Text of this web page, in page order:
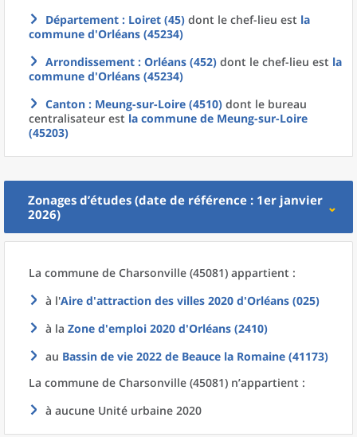
Département : Loiret (45) dont le chef-lieu est la
commune d'Orléans (45234)
Arrondissement : Orléans (452) dont le chef-lieu est la
commune d'Orléans (45234)
Canton : Meung-sur-Loire (4510) dont le bureau
centralisateur est la commune de Meung-sur-Loire
(45203)
Zonages d’études (date de référence : 1er janvier
2026)
La commune de Charsonville (45081) appartient :
à l'Aire d'attraction des villes 2020 d'Orléans (025)
à la Zone d'emploi 2020 d'Orléans (2410)
au Bassin de vie 2022 de Beauce la Romaine (41173)
La commune de Charsonville (45081) n’appartient :
à aucune Unité urbaine 2020